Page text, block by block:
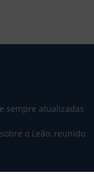
sempre atualizadas
o Leão, reunido